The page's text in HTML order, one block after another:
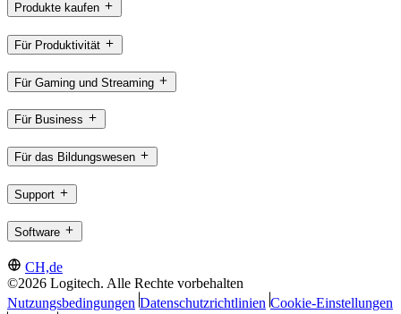
Produkte kaufen
Für Produktivität
Für Gaming und Streaming
Für Business
Für das Bildungswesen
Support
Software
CH,de
©2026 Logitech. Alle Rechte vorbehalten
Nutzungsbedingungen Datenschutzrichtlinien Cookie-Einstellungen